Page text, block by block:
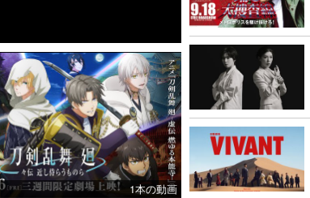
1本の動画